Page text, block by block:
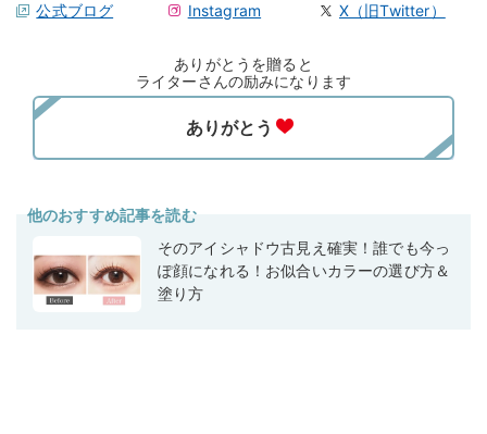
公式ブログ Instagram X（旧Twitter）
ありがとうを贈ると
ライターさんの励みになります
他のおすすめ記事を読む
そのアイシャドウ古見え確実！誰でも今っ
ぽ顔になれる！お似合いカラーの選び方＆
塗り方